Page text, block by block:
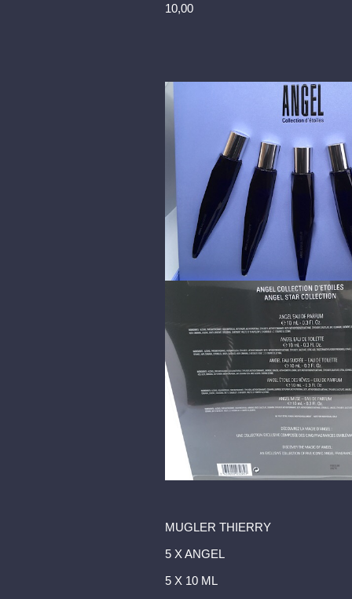
10,00
MUGLER THIERRY
5 X ANGEL
5 X 10 ML